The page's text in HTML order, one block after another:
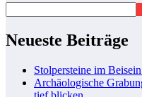
Neueste Beiträge
Stolpersteine im
Archäologische